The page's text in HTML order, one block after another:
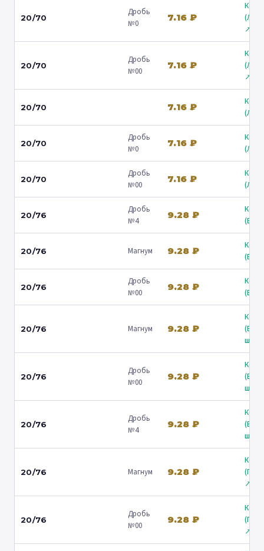
20/70
Дробь
№0
7.16 ₽
↗
20/70
Дробь
№00
7.16 ₽
↗
20/70 7.16 ₽
20/70
Дробь
№0
7.16 ₽
20/70
Дробь
№00
7.16 ₽
20/76
Дробь
№4
9.28 ₽
20/76 Магнум 9.28 ₽
20/76
Дробь
№00
9.28 ₽
20/76 Магнум 9.28 ₽
ш.) ↗
20/76
Дробь
№00
9.28 ₽
ш.) ↗
20/76
Дробь
№4
9.28 ₽
ш.) ↗
20/76 Магнум 9.28 ₽
↗
20/76
Дробь
№00
9.28 ₽
↗